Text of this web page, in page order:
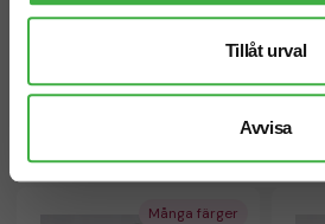
Tillåt urval
Avvisa
• Oversized • 220 g/m²
Dam
fr.
Många färger